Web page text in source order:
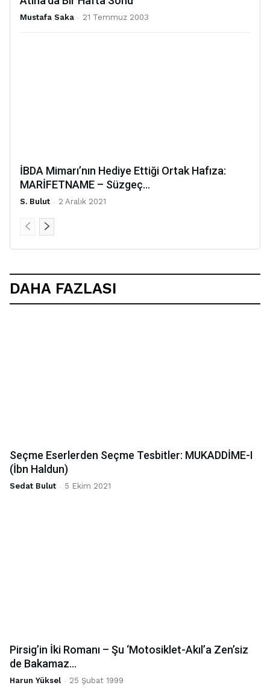
Mustafa Saka - 21 Temmuz 2003
İBDA Mimarı’nın Hediye Ettiği Ortak Hafıza:
MARİFETNAME – Süzgeç...
S. Bulut - 2 Aralık 2021
DAHA FAZLASI
Seçme Eserlerden Seçme Tesbitler: MUKADDİME-I
(İbn Haldun)
Sedat Bulut - 5 Ekim 2021
Pirsig’in İki Romanı – Şu ‘Motosiklet-Akıl’a Zen’siz
de Bakamaz...
Harun Yüksel - 25 Şubat 1999